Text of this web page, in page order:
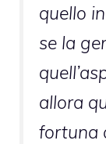
quello
se la
allora
fortuna